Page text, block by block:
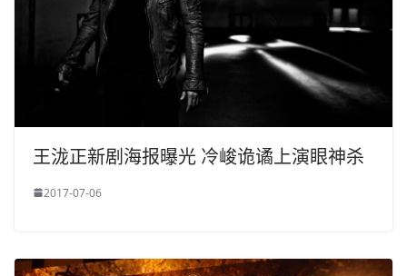
王泷正新剧海报曝光 冷峻诡谲上演眼神杀
2017-07-06